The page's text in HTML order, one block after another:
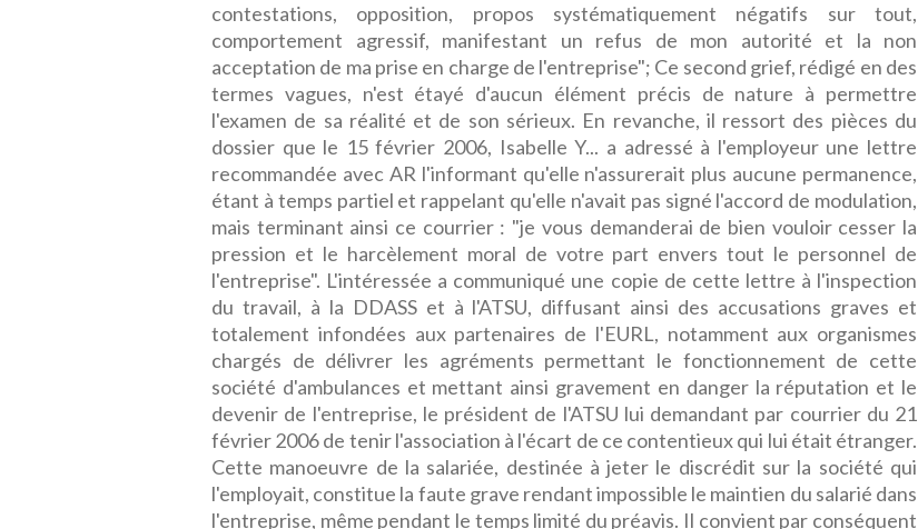
contestations, opposition, propos systématiquement négatifs sur tout,
comportement agressif, manifestant un refus de mon autorité et la non
acceptation de ma prise en charge de l'entreprise"; Ce second grief, rédigé en des
termes vagues, n'est étayé d'aucun élément précis de nature à permettre
l'examen de sa réalité et de son sérieux. En revanche, il ressort des pièces du
dossier que le 15 février 2006, Isabelle Y... a adressé à l'employeur une lettre
recommandée avec AR l'informant qu'elle n'assurerait plus aucune permanence,
étant à temps partiel et rappelant qu'elle n'avait pas signé l'accord de modulation,
mais terminant ainsi ce courrier : "je vous demanderai de bien vouloir cesser la
pression et le harcèlement moral de votre part envers tout le personnel de
l'entreprise". L'intéressée a communiqué une copie de cette lettre à l'inspection
du travail, à la DDASS et à l'ATSU, diffusant ainsi des accusations graves et
totalement infondées aux partenaires de l'EURL, notamment aux organismes
chargés de délivrer les agréments permettant le fonctionnement de cette
société d'ambulances et mettant ainsi gravement en danger la réputation et le
devenir de l'entreprise, le président de l'ATSU lui demandant par courrier du 21
février 2006 de tenir l'association à l'écart de ce contentieux qui lui était étranger.
Cette manoeuvre de la salariée, destinée à jeter le discrédit sur la société qui
l'employait, constitue la faute grave rendant impossible le maintien du salarié dans
l'entreprise, même pendant le temps limité du préavis. Il convient par conséquent